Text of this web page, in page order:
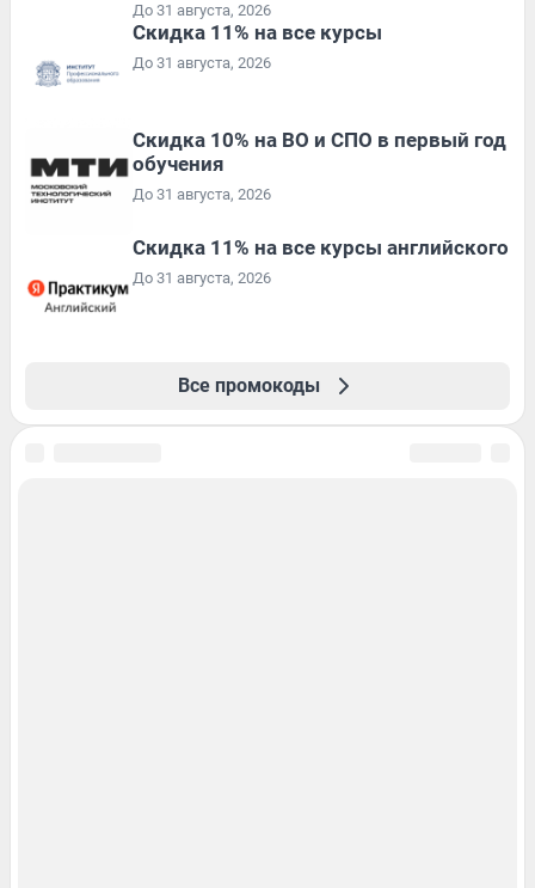
До 31 августа, 2026
Скидка 11% на все курсы
До 31 августа, 2026
Скидка 10% на ВО и СПО в первый год
обучения
До 31 августа, 2026
Скидка 11% на все курсы английского
До 31 августа, 2026
Все промокоды